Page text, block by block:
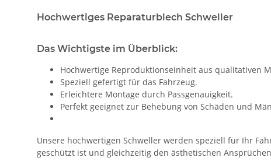
Hochwertiges Reparaturblech Schweller
Das Wichtigste im Überblick:
Hochwertige Reproduktionseinheit aus qualitativen
Speziell gefertigt für das Fahrzeug.
Erleichtere Montage durch Passgenauigkeit.
Perfekt geeignet zur Behebung von Schäden und
Unsere hochwertigen Schweller werden speziell für Ihr
geschützt ist und gleichzeitig den ästhetischen